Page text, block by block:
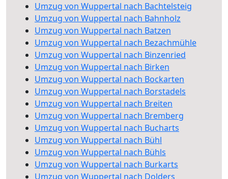
Umzug von Wuppertal nach Bachtelsteig
Umzug von Wuppertal nach Bahnholz
Umzug von Wuppertal nach Batzen
Umzug von Wuppertal nach Bezachmühle
Umzug von Wuppertal nach Binzenried
Umzug von Wuppertal nach Birken
Umzug von Wuppertal nach Bockarten
Umzug von Wuppertal nach Borstadels
Umzug von Wuppertal nach Breiten
Umzug von Wuppertal nach Bremberg
Umzug von Wuppertal nach Bucharts
Umzug von Wuppertal nach Bühl
Umzug von Wuppertal nach Bühls
Umzug von Wuppertal nach Burkarts
Umzug von Wuppertal nach Dolders